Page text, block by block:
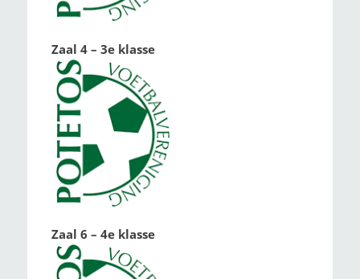
Zaal 4 – 3e klasse
Zaal 6 – 4e klasse